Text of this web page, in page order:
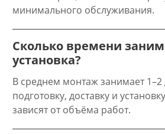
минимального обслуживания.
Сколько времени
установка?
В среднем монтаж занимает
подготовку, доставку и
зависят от объёма работ.